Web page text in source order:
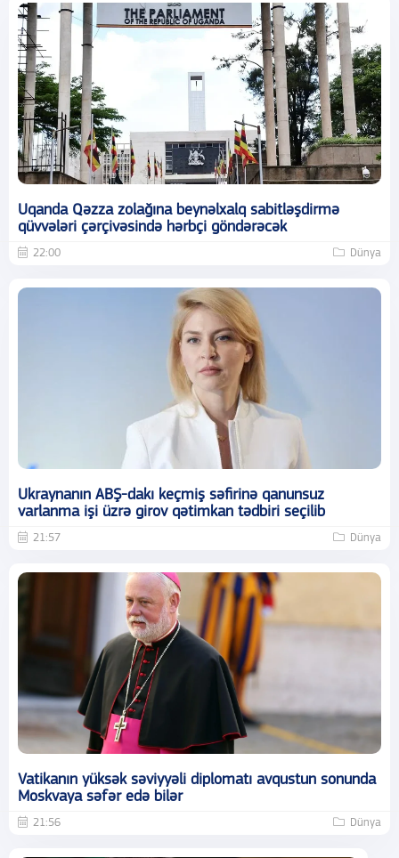
Uqanda Qəzza zolağına beynəlxalq sabitləşdirmə
qüvvələri çərçivəsində hərbçi göndərəcək
22:00 Dünya
Ukraynanın ABŞ-dakı keçmiş səfirinə qanunsuz
varlanma işi üzrə girov qətimkan tədbiri seçilib
21:57 Dünya
Vatikanın yüksək səviyyəli diplomatı avqustun sonunda
Moskvaya səfər edə bilər
21:56 Dünya